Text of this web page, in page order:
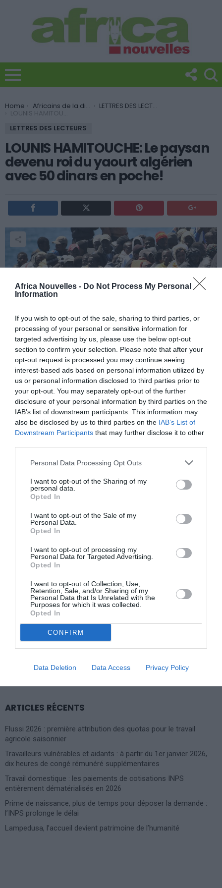
Africa Nouvelles - Do Not Process My Personal
Information
If you wish to opt-out of the sale, sharing to third parties, or
processing of your personal or sensitive information for
targeted advertising by us, please use the below opt-out
section to confirm your selection. Please note that after your
opt-out request is processed you may continue seeing
interest-based ads based on personal information utilized by
us or personal information disclosed to third parties prior to
your opt-out. You may separately opt-out of the further
disclosure of your personal information by third parties on the
IAB’s list of downstream participants. This information may
also be disclosed by us to third parties on the IAB’s List of
Downstream Participants that may further disclose it to other
Personal Data Processing Opt Outs
I want to opt-out of the Sharing of my
personal data.
Opted In
I want to opt-out of the Sale of my
Personal Data.
Opted In
I want to opt-out of processing my
Personal Data for Targeted Advertising.
Opted In
I want to opt-out of Collection, Use,
Retention, Sale, and/or Sharing of my
Personal Data that Is Unrelated with the
Purposes for which it was collected.
Opted In
CONFIRM
Data Deletion Data Access Privacy Policy
You are here:
Home Africains de la diaspora LETTRES DES LECTEURS
LOUNIS HAMITOUCHE: Le paysan devenu roi du yaourt algérien avec 50 dinars en poche!
LETTRES DES LECTEURS
LOUNIS HAMITOUCHE: Le paysan
devenu roi du yaourt algérien
avec 50 dinars en poche!
La touche d’Hamitouche!
Lounis Hamitouche est le roi du yaourt et aujourd’hui,
il veut continuer à développer son empire en
s’attaquant au marché du fromage.
Previous article
IMMIGRATION EN ITALIE: Ernesto
Loi Bossi-Fini, honte de l’Italie »
Next article
RWANDA: 20ème commémoration du
génocide rwandais
ARTICLES RÉCENTS
Flussi 2026 : première attribution des quotas pour le travail
agricole saisonnier
Travailleurs vulnérables et aidants : à partir du 1er janvier 2026,
dix heures de congé rémunéré supplémentaires
Travail domestique : les paiements de cotisations INPS
entièrement dématérialisés en 2026
Prime de naissance, plus de temps pour déposer la demande :
l’INPS prolonge le délai
Lampedusa, l’accueil devient patrimoine de l’humanité